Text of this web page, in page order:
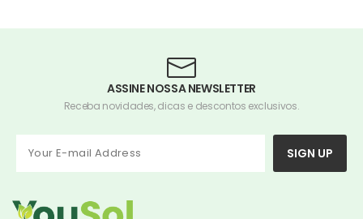
ASSINE NOSSA NEWSLETTER
Receba novidades, dicas e descontos exclusivos.
SIGN UP